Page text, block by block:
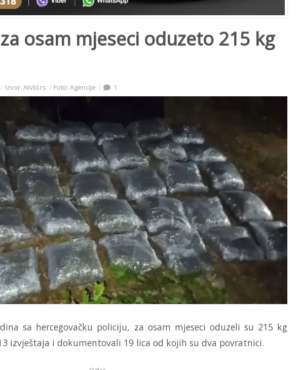
osam mjeseci oduzeto 215 kg
Izvor: Atvbl.rs Foto: Agencije 1
sa hercegovačku policiju, za osam mjeseci oduzeli su 215 kg
izvještaja i dokumentovali 19 lica od kojih su dva povratnici.